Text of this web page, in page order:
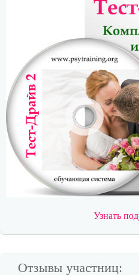
Узнать
Отзывы участниц: